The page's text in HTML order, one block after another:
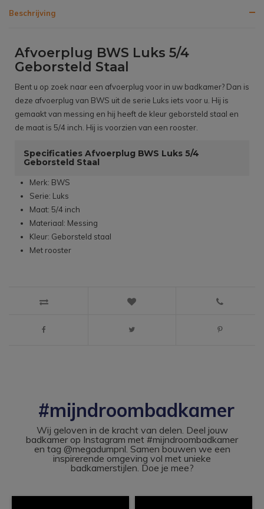
Beschrijving
Afvoerplug BWS Luks 5/4
Geborsteld Staal
Bent u op zoek naar een afvoerplug voor in uw badkamer? Dan is
deze afvoerplug van BWS uit de serie Luks iets voor u. Hij is
gemaakt van messing en hij heeft de kleur geborsteld staal en
de maat is 5/4 inch. Hij is voorzien van een rooster.
Specificaties Afvoerplug BWS Luks 5/4
Geborsteld Staal
Merk: BWS
Serie: Luks
Maat: 5/4 inch
Materiaal: Messing
Kleur: Geborsteld staal
Met rooster
#mijndroombadkamer
Wij geloven in de kracht van delen. Deel jouw
badkamer op Instagram met #mijndroombadkamer
en tag @megadumpnl. Samen bouwen we een
inspirerende omgeving vol met unieke
badkamerstijlen. Doe je mee?